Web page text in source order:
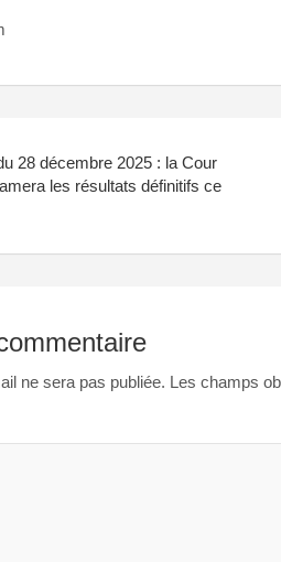
28 décembre 2025 : la Cour
les résultats définitifs ce
ne sera pas publiée. Les champs